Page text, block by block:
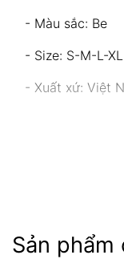
- Màu sắc: Be
- Size: S-M-L-XL
- Xuất xứ: Việt
Sản